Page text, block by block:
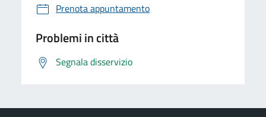
Prenota appuntamento
Problemi in città
Segnala disservizio